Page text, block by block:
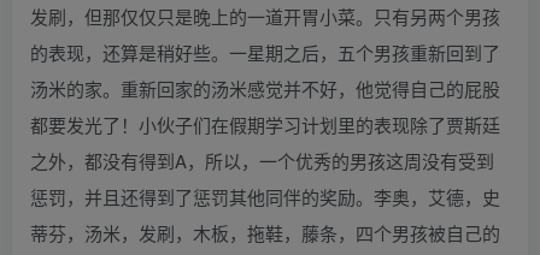
发刷，但那仅仅只是晚上的一道开胃小菜。只有另两个男孩
的表现，还算是稍好些。一星期之后，五个男孩重新回到了
汤米的家。重新回家的汤米感觉并不好，他觉得自己的屁股
都要发光了！小伙子们在假期学习计划里的表现除了贾斯廷
之外，都没有得到A，所以，一个优秀的男孩这周没有受到
惩罚，并且还得到了惩罚其他同伴的奖励。李奥，艾德，史
蒂芬，汤米，发刷，木板，拖鞋，藤条，四个男孩被自己的